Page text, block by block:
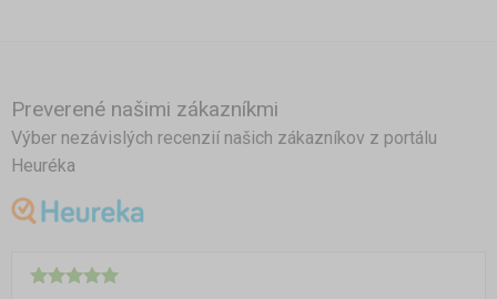
Preverené našimi zákazníkmi
Výber nezávislých recenzií našich zákazníkov z portálu
Heuréka